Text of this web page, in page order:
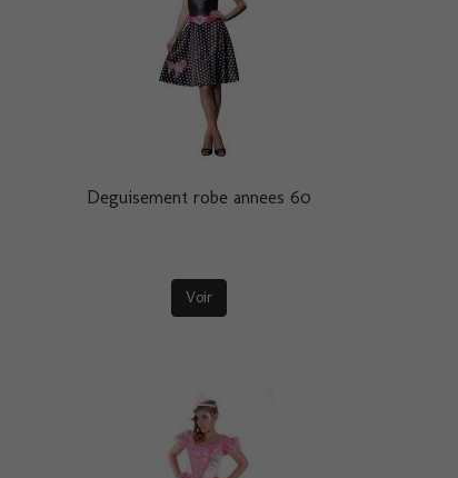
Deguisement robe annees 60
Voir